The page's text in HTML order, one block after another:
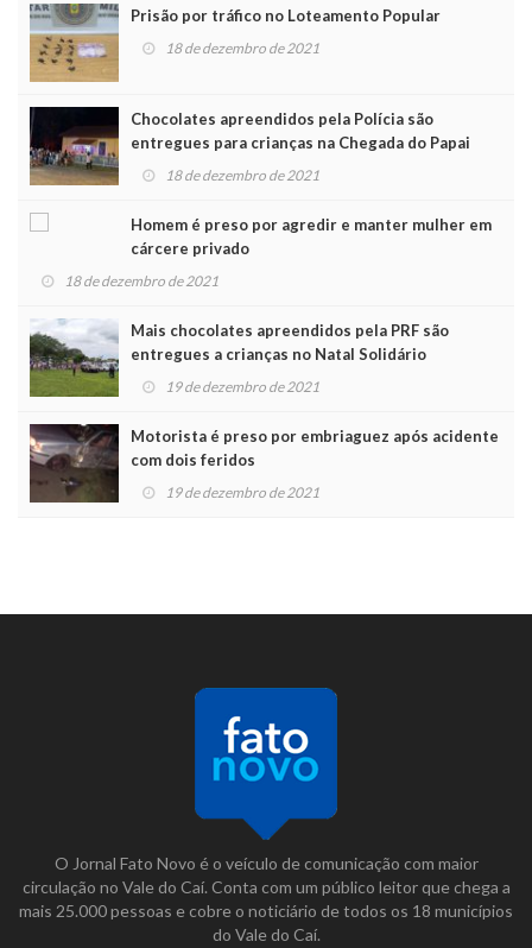
Prisão por tráfico no Loteamento Popular
18 de dezembro de 2021
Chocolates apreendidos pela Polícia são
entregues para crianças na Chegada do Papai
Noel
18 de dezembro de 2021
Homem é preso por agredir e manter mulher em
cárcere privado
18 de dezembro de 2021
Mais chocolates apreendidos pela PRF são
entregues a crianças no Natal Solidário
19 de dezembro de 2021
Motorista é preso por embriaguez após acidente
com dois feridos
19 de dezembro de 2021
O Jornal Fato Novo é o veículo de comunicação com maior
circulação no Vale do Caí. Conta com um público leitor que chega a
mais 25.000 pessoas e cobre o noticiário de todos os 18 municípios
do Vale do Caí.